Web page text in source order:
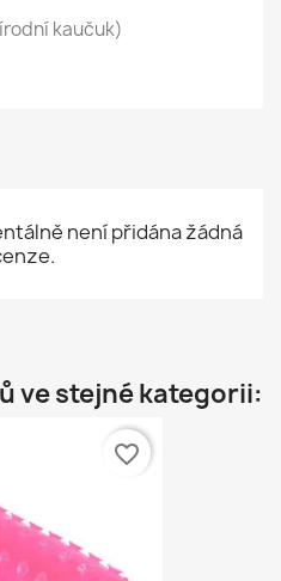
kaučuk)
není přidána žádná
ve stejné kategorii:
favorite_border